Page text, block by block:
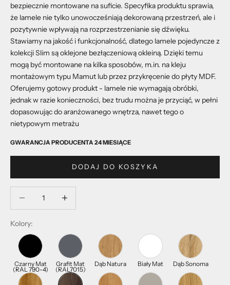
bezpiecznie montowane na suficie. Specyfika produktu sprawia,
że lamele nie tylko unowocześniają dekorowaną przestrzeń, ale i
pozytywnie wpływają na rozprzestrzenianie się dźwięku.
Stawiamy na jakość i funkcjonalność, dlatego lamele pojedyncze z
kolekcji Slim są oklejone bezłączeniową okleiną. Dzięki temu
mogą być montowane na kilka sposobów, m.in. na kleju
montażowym typu Mamut lub przez przykręcenie do płyty MDF.
Oferujemy gotowy produkt - lamele nie wymagają obróbki,
jednak w razie konieczności, bez trudu można je przyciąć, w pełni
dopasowując do aranżowanego wnętrza, nawet tego o
nietypowym metrażu
GWARANCJA PRODUCENTA 24 MIESIĄCE
DODAJ DO KOSZYKA
Kolory:
Czarny Mat
(RAL 790-4)
Grafit Mat
(RAL7015)
Dąb Natura Biały Mat Dąb Sonoma